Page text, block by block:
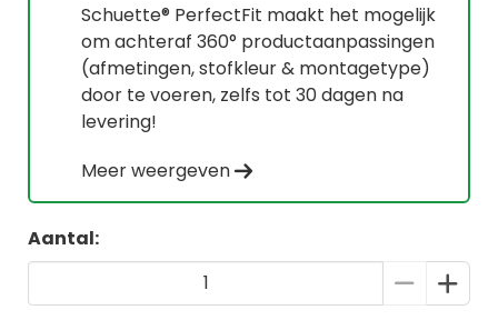
Schuette® PerfectFit maakt het mogelijk
om achteraf 360° productaanpassingen
(afmetingen, stofkleur & montagetype)
door te voeren, zelfs tot 30 dagen na
levering!
Meer weergeven
Aantal: